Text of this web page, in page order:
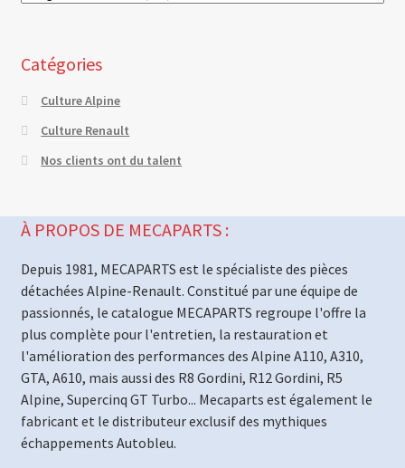
Catégories
Culture Alpine
Culture Renault
Nos clients ont du talent
À PROPOS DE MECAPARTS :
Depuis 1981, MECAPARTS est le spécialiste des pièces
détachées Alpine-Renault. Constitué par une équipe de
passionnés, le catalogue MECAPARTS regroupe l'offre la
plus complète pour l'entretien, la restauration et
l'amélioration des performances des Alpine A110, A310,
GTA, A610, mais aussi des R8 Gordini, R12 Gordini, R5
Alpine, Supercinq GT Turbo... Mecaparts est également le
fabricant et le distributeur exclusif des mythiques
échappements Autobleu.